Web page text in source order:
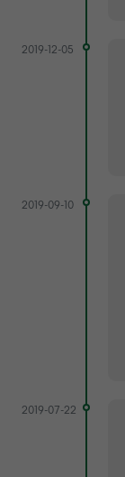
2019-12-05
2019-09-10
2019-07-22